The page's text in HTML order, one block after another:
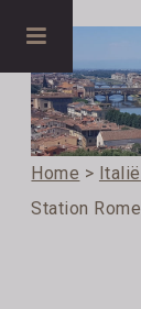
Home > Italië
Station Rome